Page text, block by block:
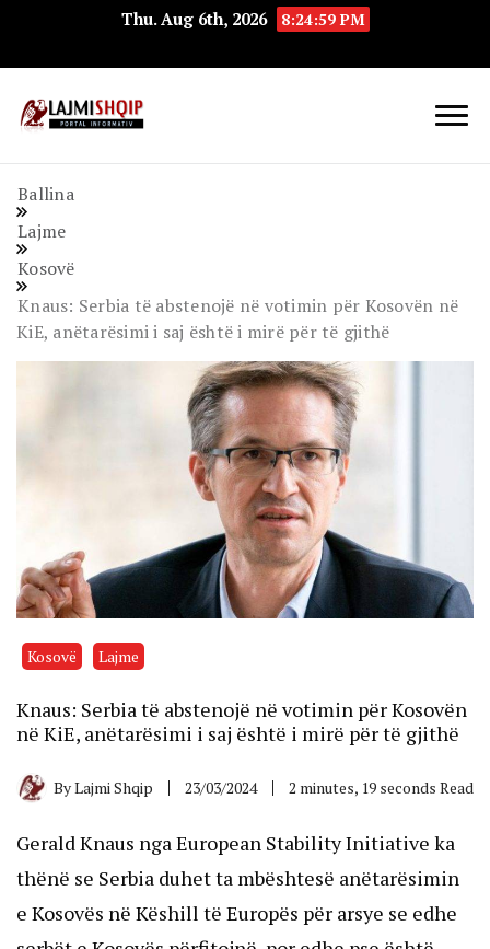
Thu. Aug 6th, 2026 8:25:00 PM
Ballina
Lajme
Kosovë
Knaus: Serbia të abstenojë në votimin për Kosovën në
KiE, anëtarësimi i saj është i mirë për të gjithë
Kosovë Lajme
Knaus: Serbia të abstenojë në votimin për Kosovën
në KiE, anëtarësimi i saj është i mirë për të gjithë
ByLajmi Shqip 23/03/2024 2 minutes, 19 seconds Read
Gerald Knaus nga European Stability Initiative ka
thënë se Serbia duhet ta mbështesë anëtarësimin
e Kosovës në Këshill të Europës për arsye se edhe